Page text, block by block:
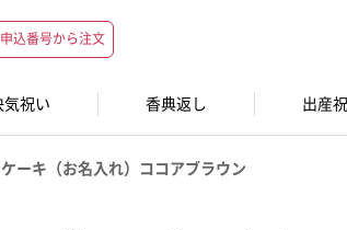
込番号から注文
気祝い 香典返し 出産
ーキ（お名入れ）ココアブラウン